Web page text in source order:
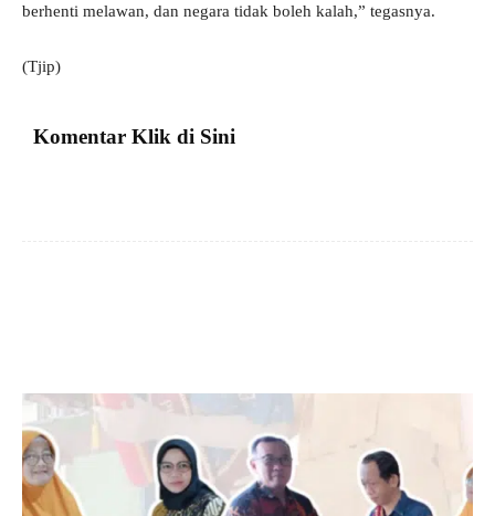
berhenti melawan, dan negara tidak boleh kalah,” tegasnya.
(Tjip)
Komentar Klik di Sini